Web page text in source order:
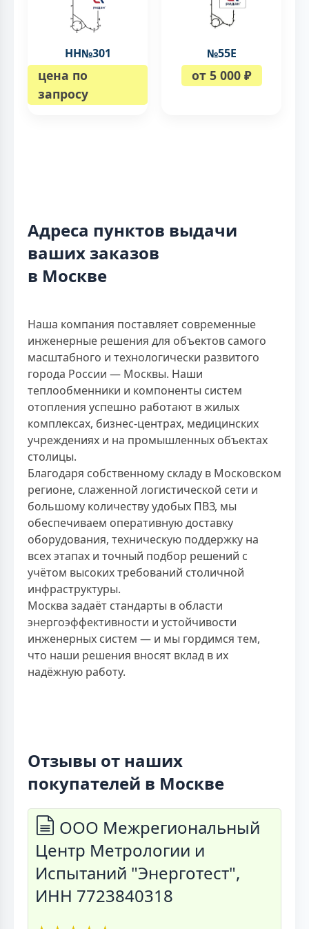
НН№301
цена по
запросу
№55Е
от 5 000 ₽
Адреса пунктов выдачи
ваших заказов
в Москве
Наша компания поставляет современные
инженерные решения для объектов самого
масштабного и технологически развитого
города России — Москвы. Наши
теплообменники и компоненты систем
отопления успешно работают в жилых
комплексах, бизнес-центрах, медицинских
учреждениях и на промышленных объектах
столицы.
Благодаря собственному складу в Московском
регионе, слаженной логистической сети и
большому количеству удобых ПВЗ, мы
обеспечиваем оперативную доставку
оборудования, техническую поддержку на
всех этапах и точный подбор решений с
учётом высоких требований столичной
инфраструктуры.
Москва задаёт стандарты в области
энергоэффективности и устойчивости
инженерных систем — и мы гордимся тем,
что наши решения вносят вклад в их
надёжную работу.
Отзывы от наших
покупателей в Москве
ООО Межрегиональный
Центр Метрологии и
Испытаний "Энерготест",
ИНН 7723840318